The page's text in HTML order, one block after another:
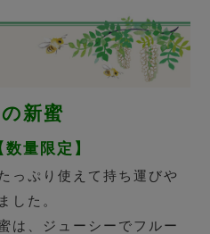
新蜜
量限定】
っぷり使えて持ち運びや
した。
は、ジューシーでフルー